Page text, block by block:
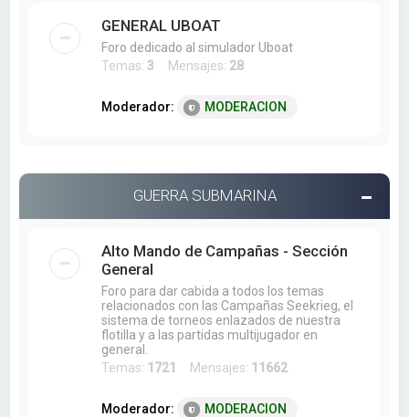
GENERAL UBOAT
Foro dedicado al simulador Uboat
Temas: 3 Mensajes: 28
Moderador: MODERACION
GUERRA SUBMARINA
Alto Mando de Campañas - Sección
General
Foro para dar cabida a todos los temas
relacionados con las Campañas Seekrieg, el
sistema de torneos enlazados de nuestra
flotilla y a las partidas multijugador en
general.
Temas: 1721 Mensajes: 11662
Moderador: MODERACION